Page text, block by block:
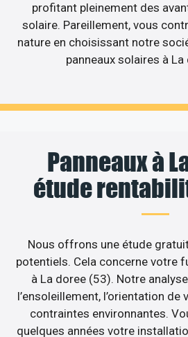
profitant pleinement des
solaire. Pareillement, vous
nature en choisissant notre
panneaux solaires à
Panneaux à
étude
Nous offrons une étude
potentiels. Cela concerne votre
à La doree (53). Notre
l’ensoleillement, l’orientation
contraintes environnantes.
quelques années votre